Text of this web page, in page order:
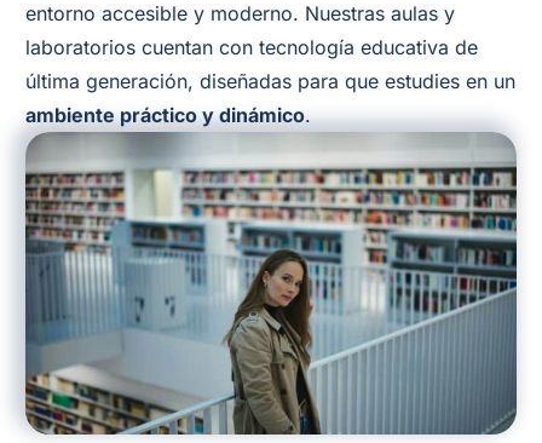
entorno accesible y moderno. Nuestras aulas y
laboratorios cuentan con tecnología educativa de
última generación, diseñadas para que estudies en un
ambiente práctico y dinámico.